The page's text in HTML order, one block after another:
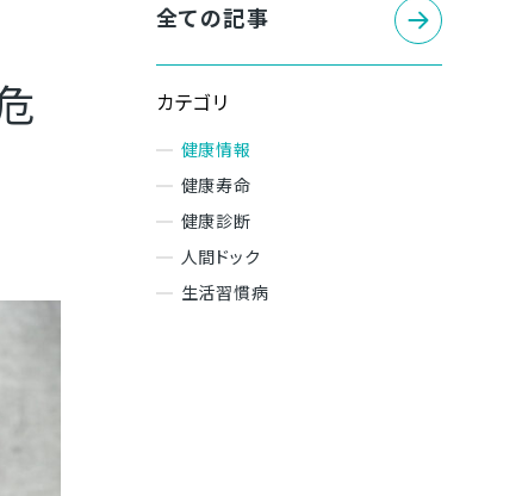
全ての記事
カテゴリ
健康情報
健康寿命
健康診断
人間ドック
生活習慣病